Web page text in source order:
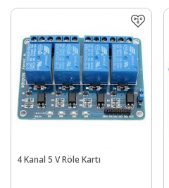
4 Kanal 5 V Röle Kartı